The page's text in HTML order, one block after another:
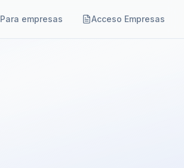
Para empresas Acceso Empresas